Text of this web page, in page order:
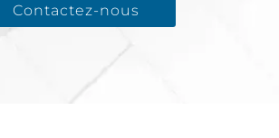
Contactez-nous